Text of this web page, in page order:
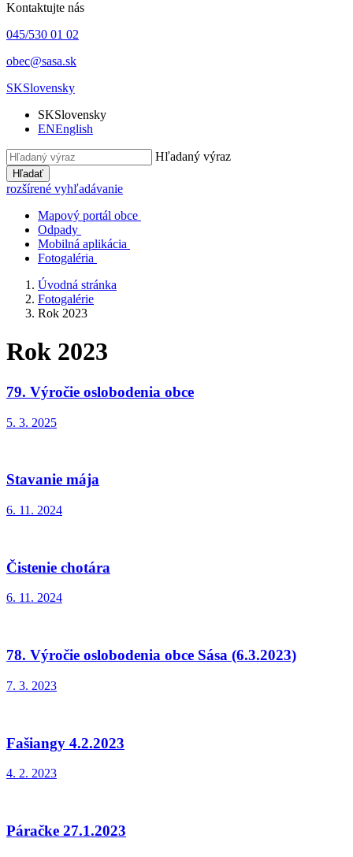
Kontaktujte nás
045/530 01 02
obec@sasa.sk
SKSlovensky
SKSlovensky
ENEnglish
Hľadaný výraz
Hľadať
rozšírené vyhľadávanie
Mapový portál obce
Odpady
Mobilná aplikácia
Fotogaléria
Úvodná stránka
Fotogalérie
Rok 2023
Rok 2023
79. Výročie oslobodenia obce
5. 3. 2025
Stavanie mája
6. 11. 2024
Čistenie chotára
6. 11. 2024
78. Výročie oslobodenia obce Sása (6.3.2023)
7. 3. 2023
Fašiangy 4.2.2023
4. 2. 2023
Páračke 27.1.2023